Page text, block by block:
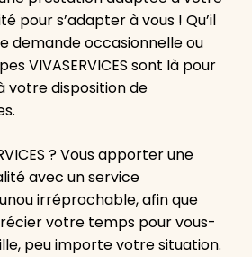
pour s’adapter à vous ! Qu’il
demande occasionnelle ou
VIVASERVICES sont là pour
votre disposition de
? Vous apporter une
avec un service
irréprochable, afin que
votre temps pour vous-
peu importe votre situation.